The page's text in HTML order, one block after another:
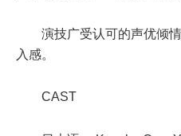
演技广受认可的声优倾
入感。
CAST